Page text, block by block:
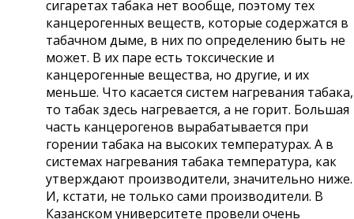
сигаретах табака нет вообще, поэтому тех
канцерогенных веществ, которые содержатся в
табачном дыме, в них по определению быть не
может. В их паре есть токсические и
канцерогенные вещества, но другие, и их
меньше. Что касается систем нагревания табака,
то табак здесь нагревается, а не горит. Большая
часть канцерогенов вырабатывается при
горении табака на высоких температурах. А в
системах нагревания табака температура, как
утверждают производители, значительно ниже.
И, кстати, не только сами производители. В
Казанском университете провели очень